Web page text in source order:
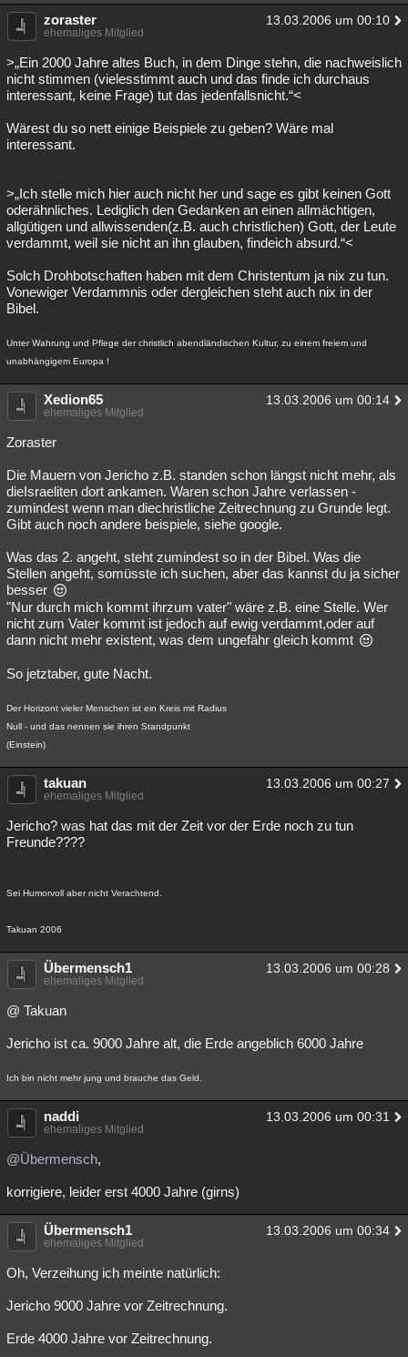
zoraster 13.03.2006 um 00:10
ehemaliges Mitglied
>„Ein 2000 Jahre altes Buch, in dem Dinge stehn, die nachweislich
nicht stimmen (vielesstimmt auch und das finde ich durchaus
interessant, keine Frage) tut das jedenfallsnicht.“<
Wärest du so nett einige Beispiele zu geben? Wäre mal
interessant.
>„Ich stelle mich hier auch nicht her und sage es gibt keinen Gott
oderähnliches. Lediglich den Gedanken an einen allmächtigen,
allgütigen und allwissenden(z.B. auch christlichen) Gott, der Leute
verdammt, weil sie nicht an ihn glauben, findeich absurd.“<
Solch Drohbotschaften haben mit dem Christentum ja nix zu tun.
Vonewiger Verdammnis oder dergleichen steht auch nix in der
Bibel.
Unter Wahrung und Pflege der christlich abendländischen Kultur, zu einem freiem und
unabhängigem Europa !
Xedion65 13.03.2006 um 00:14
ehemaliges Mitglied
Zoraster
Die Mauern von Jericho z.B. standen schon längst nicht mehr, als
dieIsraeliten dort ankamen. Waren schon Jahre verlassen -
zumindest wenn man diechristliche Zeitrechnung zu Grunde legt.
Gibt auch noch andere beispiele, siehe google.
Was das 2. angeht, steht zumindest so in der Bibel. Was die
Stellen angeht, somüsste ich suchen, aber das kannst du ja sicher
besser
"Nur durch mich kommt ihrzum vater" wäre z.B. eine Stelle. Wer
nicht zum Vater kommt ist jedoch auf ewig verdammt,oder auf
dann nicht mehr existent, was dem ungefähr gleich kommt
So jetztaber, gute Nacht.
Der Horizont vieler Menschen ist ein Kreis mit Radius
Null - und das nennen sie ihren Standpunkt
(Einstein)
takuan 13.03.2006 um 00:27
ehemaliges Mitglied
Jericho? was hat das mit der Zeit vor der Erde noch zu tun
Freunde????
Sei Humorvoll aber nicht Verachtend.
Takuan 2006
Übermensch1 13.03.2006 um 00:28
ehemaliges Mitglied
@ Takuan
Jericho ist ca. 9000 Jahre alt, die Erde angeblich 6000 Jahre
Ich bin nicht mehr jung und brauche das Geld.
naddi 13.03.2006 um 00:31
ehemaliges Mitglied
@Übermensch,
korrigiere, leider erst 4000 Jahre (girns)
Übermensch1 13.03.2006 um 00:34
ehemaliges Mitglied
Oh, Verzeihung ich meinte natürlich:
Jericho 9000 Jahre vor Zeitrechnung.
Erde 4000 Jahre vor Zeitrechnung.